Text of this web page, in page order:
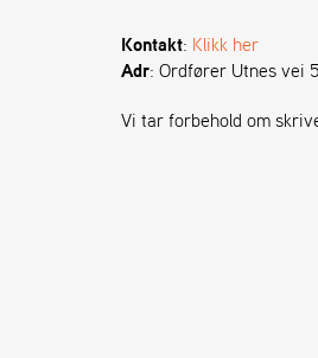
Kontakt: Klikk her
Adr: Ordfører Utnes vei
Vi tar forbehold om